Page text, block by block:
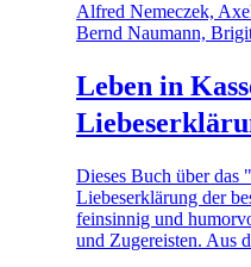
Alfred Nemeczek,
Bernd Naumann,
Leben in
Dieses Buch über das
Liebeserklärung der
feinsinnig und
und Zugereisten. Aus